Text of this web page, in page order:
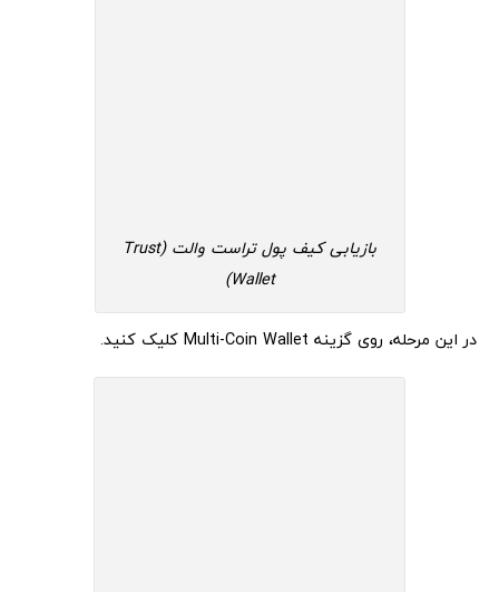
بازیابی کیف پول تراست والت (Trust
Wallet)
در این مرحله، روی گزینه Multi-Coin Wallet کلیک کنید.